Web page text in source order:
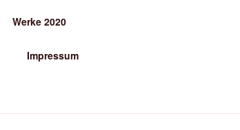
Werke 2020
Impressum